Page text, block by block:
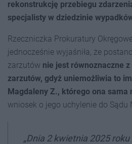
rekonstrukcję przebiegu
specjalisty w dziedzinie
Rzeczniczka Prokuratury
jednocześnie wyjaśniła, że
zarzutów nie jest równoznaczne
zarzutów, gdyż uniemożliwia to
Magdaleny Z., którego ona sama
wniosek o jego uchylenie do Sądu
„Dnia 2 kwietnia 2025